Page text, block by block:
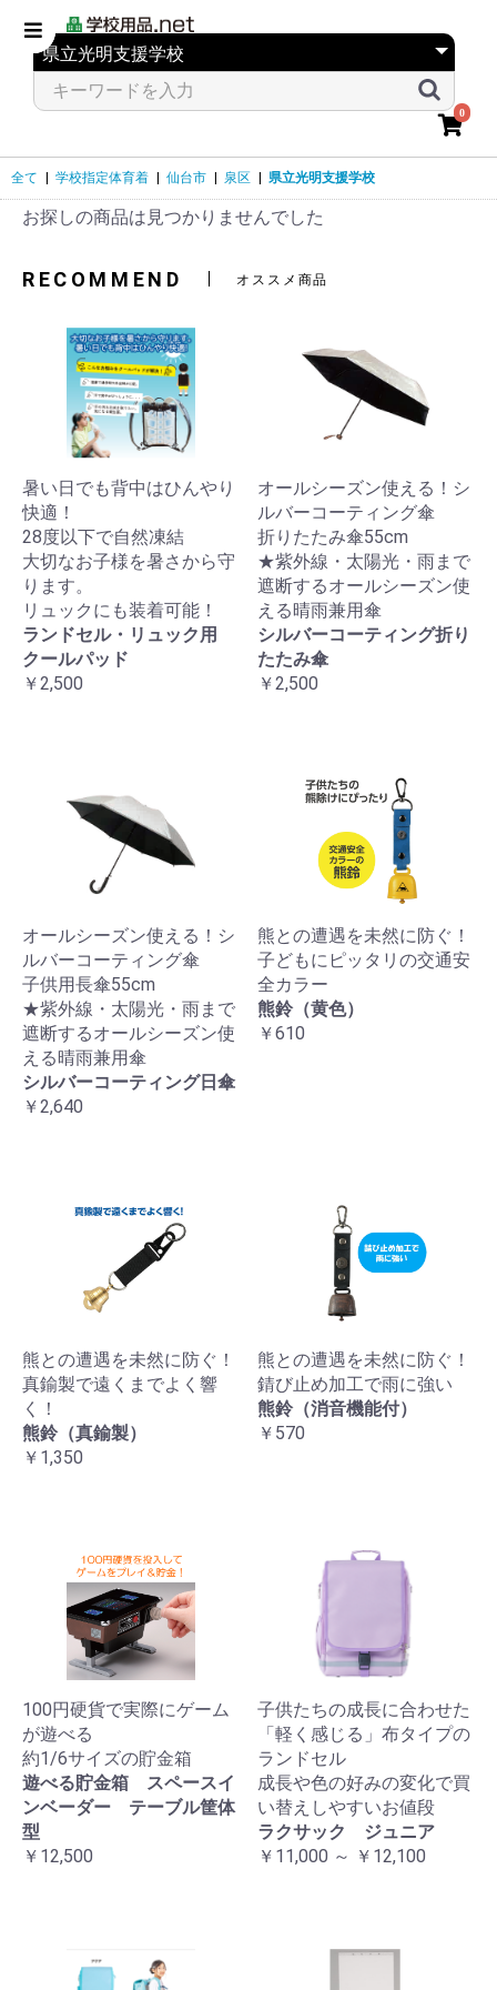
0
全て 学校指定体育着 仙台市 泉区 県立光明支援学校
お探しの商品は見つかりませんでした
RECOMMEND オススメ商品
暑い日でも背中はひんやり
快適！
28度以下で自然凍結
大切なお子様を暑さから守
ります。
リュックにも装着可能！
ランドセル・リュック用
クールパッド
￥2,500
オールシーズン使える！シ
ルバーコーティング傘
折りたたみ傘55cm
★紫外線・太陽光・雨まで
遮断するオールシーズン使
える晴雨兼用傘
シルバーコーティング折り
たたみ傘
￥2,500
オールシーズン使える！シ
ルバーコーティング傘
子供用長傘55cm
★紫外線・太陽光・雨まで
遮断するオールシーズン使
える晴雨兼用傘
シルバーコーティング日傘
￥2,640
熊との遭遇を未然に防ぐ！
子どもにピッタリの交通安
全カラー
熊鈴（黄色）
￥610
熊との遭遇を未然に防ぐ！
真鍮製で遠くまでよく響
く！
熊鈴（真鍮製）
￥1,350
熊との遭遇を未然に防ぐ！
錆び止め加工で雨に強い
熊鈴（消音機能付）
￥570
100円硬貨で実際にゲーム
が遊べる
約1/6サイズの貯金箱
遊べる貯金箱 スペースイ
ンベーダー テーブル筐体
型
￥12,500
子供たちの成長に合わせた
「軽く感じる」布タイプの
ランドセル
成長や色の好みの変化で買
い替えしやすいお値段
ラクサック ジュニア
￥11,000 ～ ￥12,100